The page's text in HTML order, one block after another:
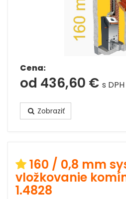
Cena:
od 436,60 € s DPH
Zobraziť
160 / 0,8 mm
vložkovanie
1.4828